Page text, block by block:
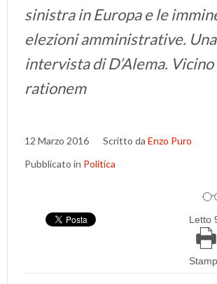
sinistra in Europa e le
elezioni amministrative.
intervista di D’Alema.
rationem
12 Marzo 2016 Scritto da Enzo Puro
Pubblicato in Politica
Letto